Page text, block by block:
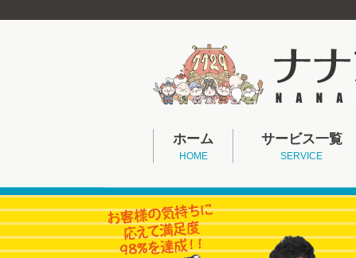
ホーム
HOME
サービス一覧
SERVICE